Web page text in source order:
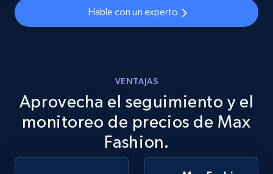
eBay
URL, Product id, Title, Seller name, Seller rating,
Seller reviews, Breadcrumbs, Root category, and
Hable con un experto
VENTAJAS
Aprovecha el seguimiento y el
monitoreo de precios de Max
Fashion.